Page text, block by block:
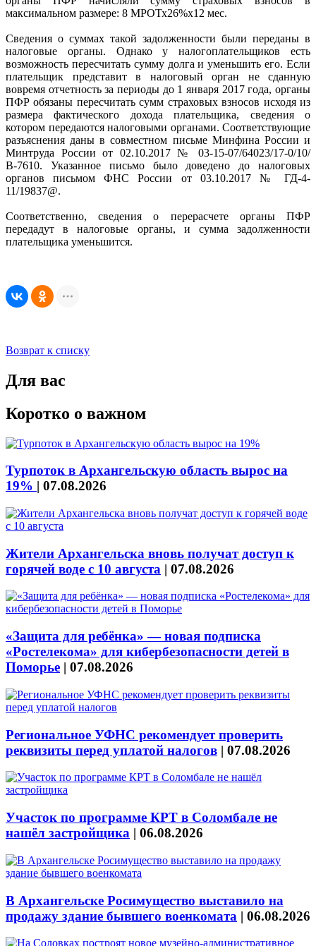
максимальном размере: 8 МРОТх26%х12 мес.
Сведения о суммах такой задолженности были переданы в
налоговые органы. Однако у налогоплательщиков есть
возможность пересчитать сумму долга и уменьшить его. Если
плательщик представит в налоговый орган не сданную
вовремя отчетность за периоды до 1 января 2017 года, органы
ПФР обязаны пересчитать сумм страховых взносов исходя из
размера фактического дохода плательщика, сведения о
котором передаются налоговыми органами. Соответствующие
разъяснения даны в совместном письме Минфина России и
Минтруда России от 02.10.2017 № 03-15-07/64023/17-0/10/
В-7610. Указанное письмо было доведено до налоговых
органов письмом ФНС России от 03.10.2017 № ГД-4-
11/19837@.
Соответственно, сведения о перерасчете органы ПФР
передадут в налоговые органы, и сумма задолженности
плательщика уменьшится.
Возврат к списку
Для вас
Коротко о важном
Турпоток в Архангельскую область вырос на
19% | 07.08.2026
Жители Архангельска вновь получат доступ к
горячей воде с 10 августа | 07.08.2026
«Защита для ребёнка» — новая подписка
«Ростелекома» для кибербезопасности детей в
Поморье | 07.08.2026
Региональное УФНС рекомендует проверить
реквизиты перед уплатой налогов | 07.08.2026
Участок по программе КРТ в Соломбале не
нашёл застройщика | 06.08.2026
В Архангельске Росимущество выставило на
продажу здание бывшего военкомата | 06.08.2026